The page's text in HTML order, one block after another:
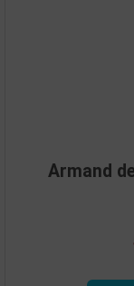
Armand